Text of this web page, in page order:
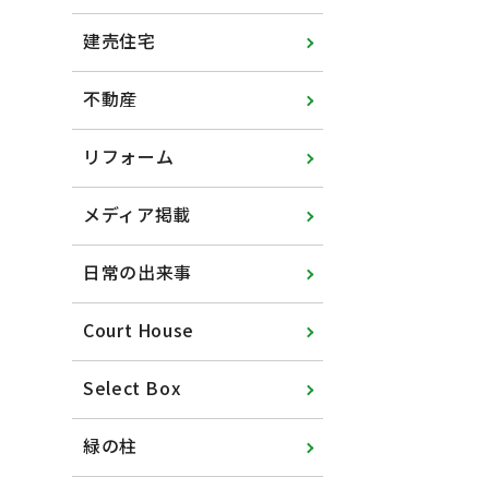
建売住宅
不動産
リフォーム
メディア掲載
日常の出来事
Court House
Select Box
緑の柱